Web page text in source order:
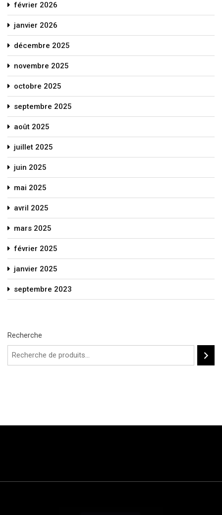
février 2026
janvier 2026
décembre 2025
novembre 2025
octobre 2025
septembre 2025
août 2025
juillet 2025
juin 2025
mai 2025
avril 2025
mars 2025
février 2025
janvier 2025
septembre 2023
Recherche